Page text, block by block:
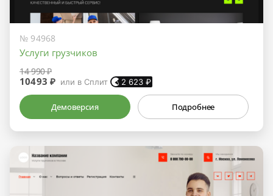
№ 94968
Услуги грузчиков
14 990 ₽
10493 ₽ или в Сплит 2 623 ₽
Демоверсия Подробнее